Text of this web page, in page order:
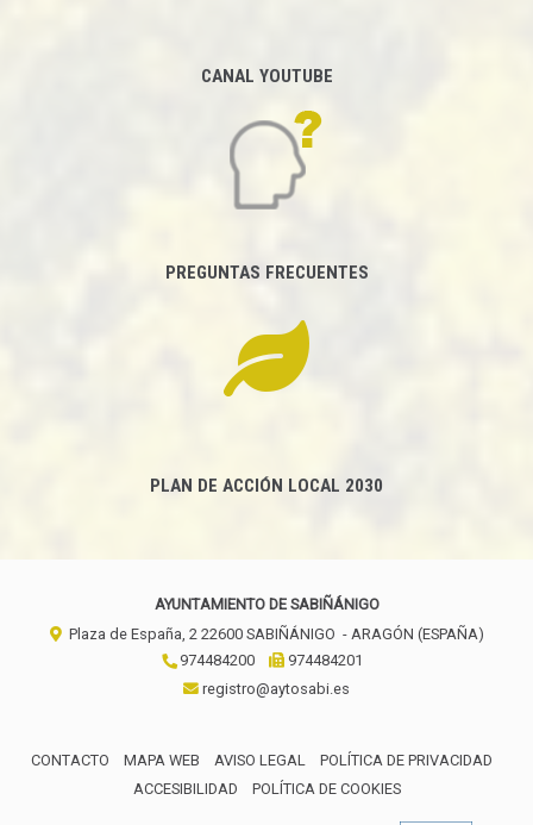
CANAL YOUTUBE
PREGUNTAS FRECUENTES
PLAN DE ACCIÓN LOCAL 2030
AYUNTAMIENTO DE SABIÑÁNIGO
Plaza de España, 2 22600 SABIÑÁNIGO - ARAGÓN (ESPAÑA)
974484200
974484201
registro@aytosabi.es
CONTACTO MAPA WEB AVISO LEGAL
POLÍTICA DE PRIVACIDAD
ACCESIBILIDAD
POLÍTICA DE COOKIES